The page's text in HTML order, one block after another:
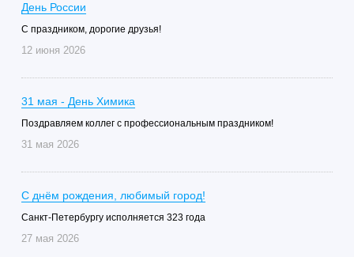
День России
С праздником, дорогие друзья!
12 июня 2026
31 мая - День Химика
Поздравляем коллег с профессиональным праздником!
31 мая 2026
С днём рождения, любимый город!
Санкт-Петербургу исполняется 323 года
27 мая 2026